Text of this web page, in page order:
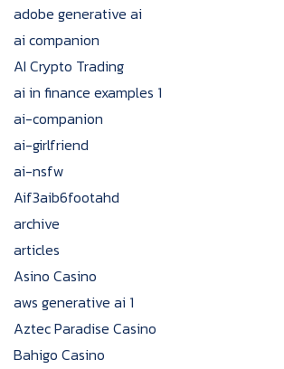
adobe generative ai
ai companion
AI Crypto Trading
ai in finance examples 1
ai-companion
ai-girlfriend
ai-nsfw
Aif3aib6footahd
archive
articles
Asino Casino
aws generative ai 1
Aztec Paradise Casino
Bahigo Casino